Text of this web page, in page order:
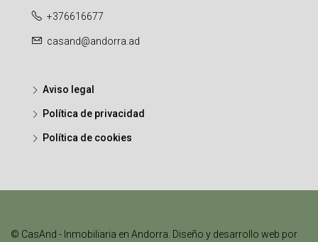
+376616677
casand@andorra.ad
Aviso legal
Política de privacidad
Política de cookies
© CasAnd - Inmobiliaria en Andorra. Diseño y desarrollo web por